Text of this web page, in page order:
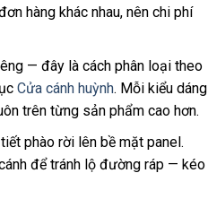
hàng khác nhau, nên chi phí
— đây là cách phân loại theo
Cửa cánh huỳnh. Mỗi kiểu dáng
trên từng sản phẩm cao hơn.
phào rời lên bề mặt panel.
để tránh lộ đường ráp — kéo